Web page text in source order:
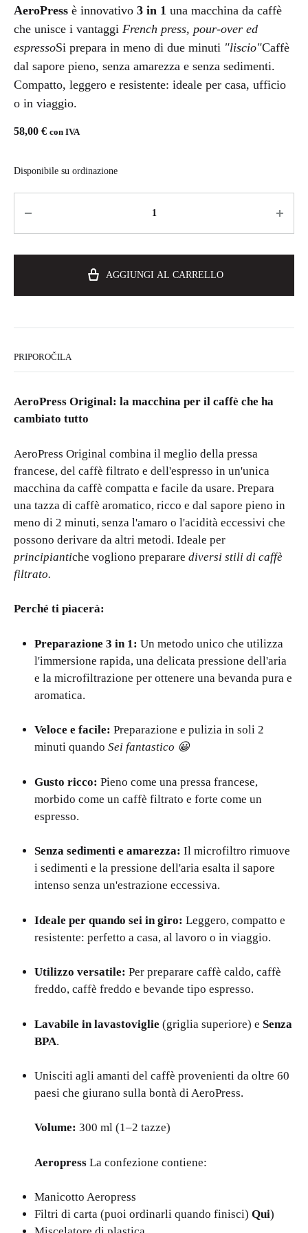
AeroPress è innovativo 3 in 1 una macchina da caffè
che unisce i vantaggi French press, pour-over ed
espressoSi prepara in meno di due minuti "liscio"Caffè
dal sapore pieno, senza amarezza e senza sedimenti.
Compatto, leggero e resistente: ideale per casa, ufficio
o in viaggio.
58,00 € con IVA
Disponibile su ordinazione
AGGIUNGI AL CARRELLO
PRIPOROČILA
AeroPress Original: la macchina per il caffè che ha
cambiato tutto
AeroPress Original combina il meglio della pressa
francese, del caffè filtrato e dell'espresso in un'unica
macchina da caffè compatta e facile da usare. Prepara
una tazza di caffè aromatico, ricco e dal sapore pieno in
meno di 2 minuti, senza l'amaro o l'acidità eccessivi che
possono derivare da altri metodi. Ideale per
principiantiche vogliono preparare diversi stili di caffè
filtrato.
Perché ti piacerà:
Preparazione 3 in 1: Un metodo unico che utilizza
l'immersione rapida, una delicata pressione dell'aria
e la microfiltrazione per ottenere una bevanda pura e
aromatica.
Veloce e facile: Preparazione e pulizia in soli 2
minuti quando Sei fantastico 😀
Gusto ricco: Pieno come una pressa francese,
morbido come un caffè filtrato e forte come un
espresso.
Senza sedimenti e amarezza: Il microfiltro rimuove
i sedimenti e la pressione dell'aria esalta il sapore
intenso senza un'estrazione eccessiva.
Ideale per quando sei in giro: Leggero, compatto e
resistente: perfetto a casa, al lavoro o in viaggio.
Utilizzo versatile: Per preparare caffè caldo, caffè
freddo, caffè freddo e bevande tipo espresso.
Lavabile in lavastoviglie (griglia superiore) e Senza
BPA.
Unisciti agli amanti del caffè provenienti da oltre 60
paesi che giurano sulla bontà di AeroPress.
Volume: 300 ml (1–2 tazze)
Aeropress La confezione contiene:
Manicotto Aeropress
Filtri di carta (puoi ordinarli quando finisci) Qui)